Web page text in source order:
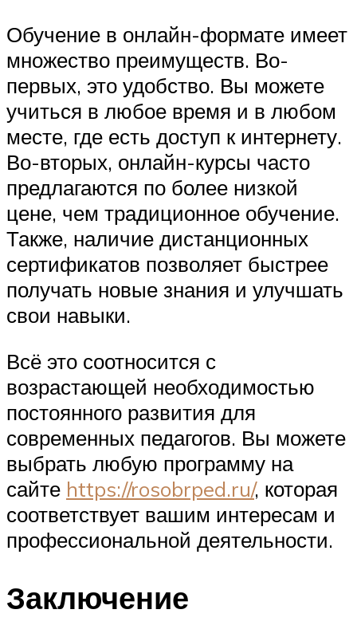
Обучение в онлайн-формате имеет
множество преимуществ. Во-
первых, это удобство. Вы можете
учиться в любое время и в любом
месте, где есть доступ к интернету.
Во-вторых, онлайн-курсы часто
предлагаются по более низкой
цене, чем традиционное обучение.
Также, наличие дистанционных
сертификатов позволяет быстрее
получать новые знания и улучшать
свои навыки.
Всё это соотносится с
возрастающей необходимостью
постоянного развития для
современных педагогов. Вы можете
выбрать любую программу на
сайте https://rosobrped.ru/, которая
соответствует вашим интересам и
профессиональной деятельности.
Заключение